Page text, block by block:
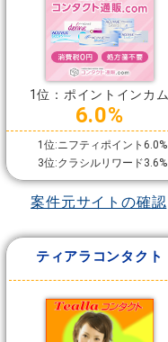
1位：ポイントインカム
6.0%
1位:ニフティポイント6.0%
3位:クラシルリワード3.6%
案件元サイトの確認
ティアラコンタクト